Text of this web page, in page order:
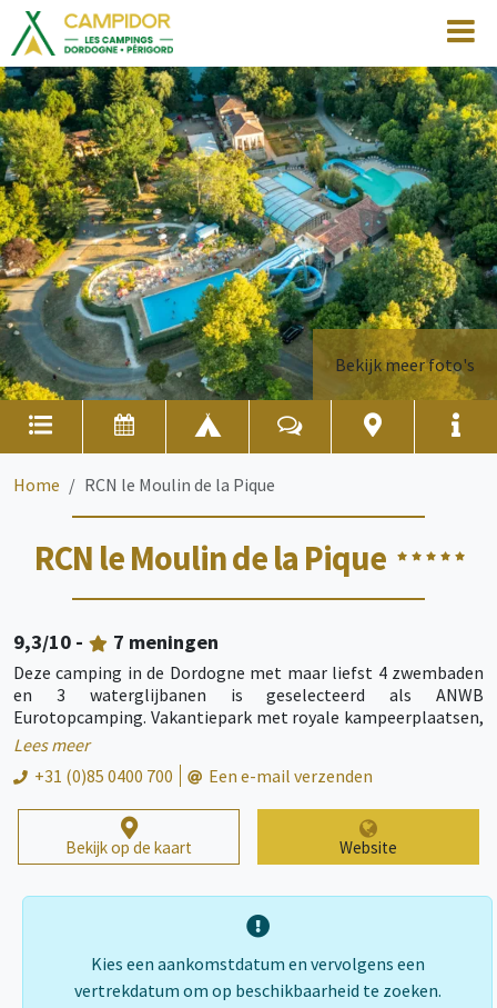
Bekijk meer foto's
Home RCN le Moulin de la Pique
RCN le Moulin de la Pique
9,3/10 - 7 meningen
Deze camping in de Dordogne met maar liefst 4 zwembaden
en 3 waterglijbanen is geselecteerd als ANWB
Eurotopcamping. Vakantiepark met royale kampeerplaatsen,
comfortabele stacaravans en ruime vakantiewoningen op een
fraai landgoed in een van de mooiste streken van Frankrijk.
Lees meer
+31 (0)85 0400 700
Een e-mail verzenden
Bekijk op de kaart Website
Kies een aankomstdatum en vervolgens een
vertrekdatum om op beschikbaarheid te zoeken.